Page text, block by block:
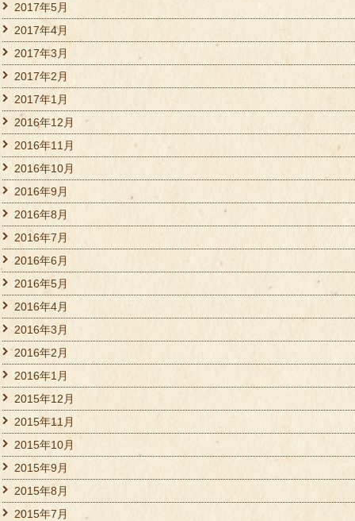
2017年5月
2017年4月
2017年3月
2017年2月
2017年1月
2016年12月
2016年11月
2016年10月
2016年9月
2016年8月
2016年7月
2016年6月
2016年5月
2016年4月
2016年3月
2016年2月
2016年1月
2015年12月
2015年11月
2015年10月
2015年9月
2015年8月
2015年7月